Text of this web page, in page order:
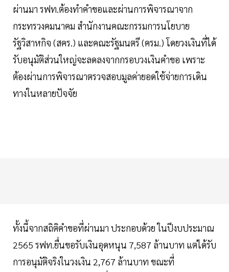
ผ่านมา รฟท.ต้องทำคำขอและผ่านการพิจารณาจาก
กระทรวงคมนาคม สำนักงานคณะกรรมการนโยบาย
รัฐวิสาหกิจ (สคร.) และคณะรัฐมนตรี (ครม.) โดยวงเงินที่ได้
รับอนุมัติส่วนใหญ่จะลดลงจากกรอบวงเงินคำขอ เพราะ
ต้องผ่านการพิจารณาตรวจสอบมูลค่ายอดใช้จ่ายการเดิน
ทางในหลายปัจจัย
ทั้งนี้จากสถิติคำขอที่ผ่านมา ประกอบด้วย ในปีงบประมาณ
2565 รฟท.ยื่นขอรับเงินอุดหนุน 7,587 ล้านบาท แต่ได้รับ
การอนุมัติจริงในวงเงิน 2,767 ล้านบาท ขณะที่